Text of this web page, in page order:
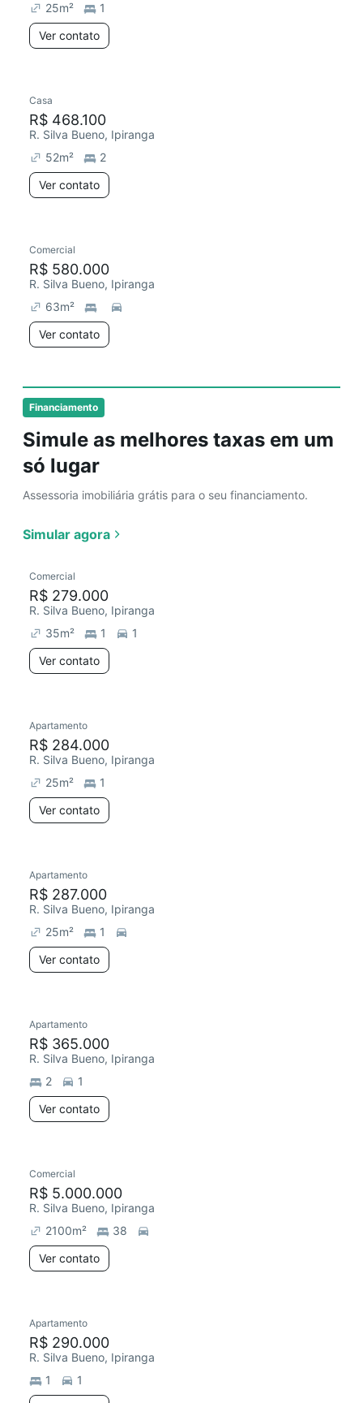
Financiamento
Simule as melhores taxas em um
só lugar
Assessoria imobiliária grátis para o seu financiamento.
Simular agora
25m²
1
Ver contato
Casa
R$ 468.100
R. Silva Bueno, Ipiranga
52m²
2
Ver contato
Comercial
R$ 580.000
R. Silva Bueno, Ipiranga
63m²
Ver contato
Comercial
R$ 279.000
R. Silva Bueno, Ipiranga
35m² 1
1
Ver contato
Apartamento
R$ 284.000
R. Silva Bueno, Ipiranga
25m²
1
Ver contato
Apartamento
R$ 287.000
R. Silva Bueno, Ipiranga
25m²
1
Ver contato
Apartamento
R$ 365.000
R. Silva Bueno, Ipiranga
2
1
Ver contato
Comercial
R$ 5.000.000
R. Silva Bueno, Ipiranga
2100m²
38
Ver contato
Apartamento
R$ 290.000
R. Silva Bueno, Ipiranga
1
1